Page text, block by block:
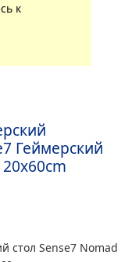
к
Геймерский
стол Sense7 Nomad